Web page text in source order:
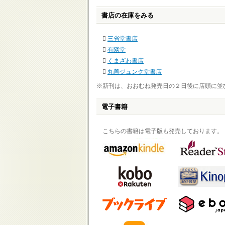
書店の在庫をみる
三省堂書店
有隣堂
くまざわ書店
丸善ジュンク堂書店
※新刊は、おおむね発売日の２日後に店頭に並
電子書籍
こちらの書籍は電子版も発売しております。